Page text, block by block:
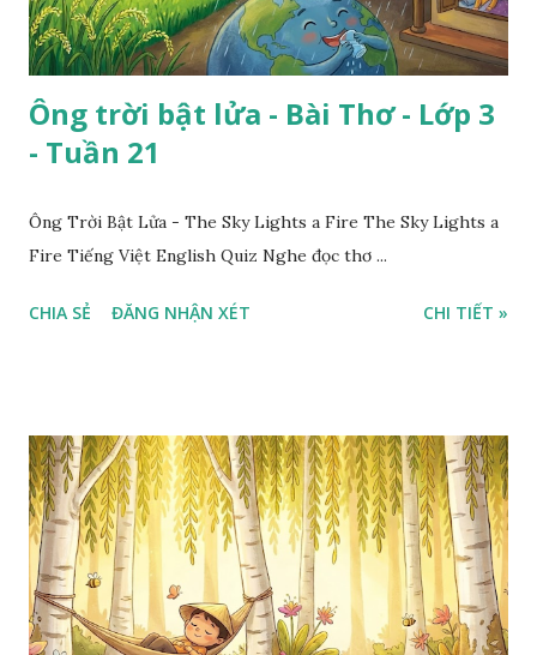
Ông trời bật lửa - Bài Thơ - Lớp 3
- Tuần 21
Ông Trời Bật Lửa - The Sky Lights a Fire The Sky Lights a
Fire Tiếng Việt English Quiz Nghe đọc thơ ...
CHIA SẺ ĐĂNG NHẬN XÉT CHI TIẾT »